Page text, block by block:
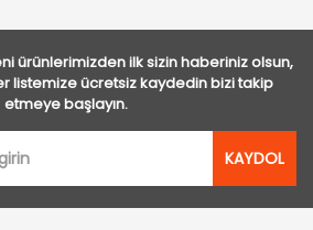
ürünlerimizden ilk sizin haberiniz olsun,
listemize ücretsiz kaydedin bizi takip
etmeye başlayın.
KAYDOL